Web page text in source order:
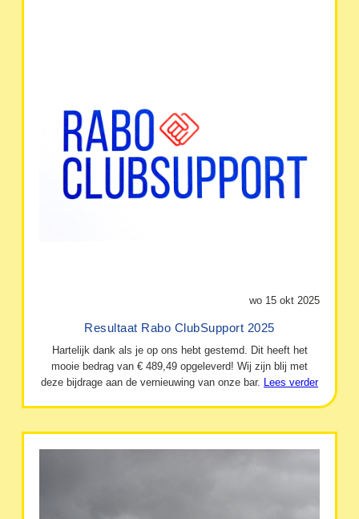
wo 15 okt 2025
Resultaat Rabo ClubSupport 2025
Hartelijk dank als je op ons hebt gestemd. Dit heeft het
mooie bedrag van € 489,49 opgeleverd! Wij zijn blij met
deze bijdrage aan de vernieuwing van onze bar. Lees verder